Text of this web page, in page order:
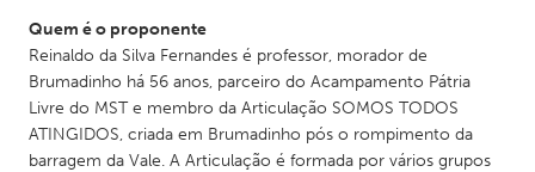
SINGAPORE
Singapore
UNITED KINGDOM
Quem é o proponente
Reinaldo da Silva Fernandes é professor, morador de
Brumadinho há 56 anos, parceiro do Acampamento Pátria
Livre do MST e membro da Articulação SOMOS TODOS
ATINGIDOS, criada em Brumadinho pós o rompimento da
barragem da Vale. A Articulação é formada por vários grupos